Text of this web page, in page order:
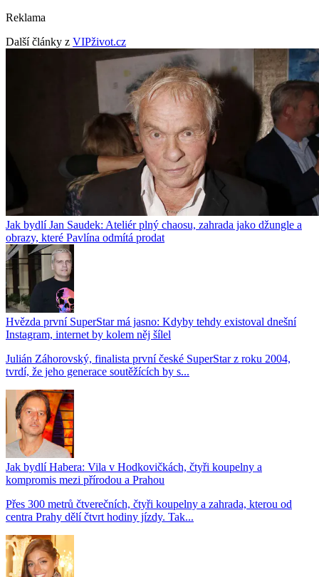
Reklama
Další články z VIPživot.cz
Jak bydlí Jan Saudek: Ateliér plný chaosu, zahrada jako džungle a
obrazy, které Pavlína odmítá prodat
Hvězda první SuperStar má jasno: Kdyby tehdy existoval dnešní
Instagram, internet by kolem něj šílel
Julián Záhorovský, finalista první české SuperStar z roku 2004,
tvrdí, že jeho generace soutěžících by s...
Jak bydlí Habera: Vila v Hodkovičkách, čtyři koupelny a
kompromis mezi přírodou a Prahou
Přes 300 metrů čtverečních, čtyři koupelny a zahrada, kterou od
centra Prahy dělí čtvrt hodiny jízdy. Tak...